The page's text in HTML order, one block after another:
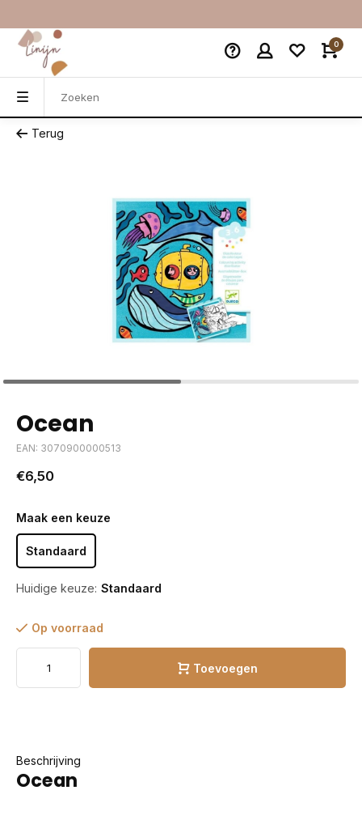
0
Terug
Ocean
EAN: 3070900000513
€6,50
Maak een keuze
Standaard
Huidige keuze: Standaard
Op voorraad
Toevoegen
Beschrijving
Ocean